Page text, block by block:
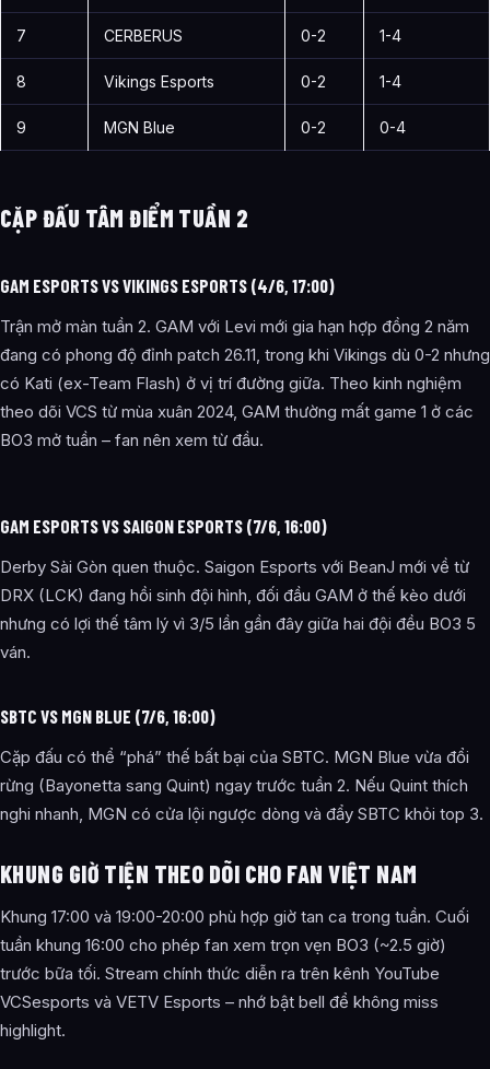
7 CERBERUS 0-2 1-4
8 Vikings Esports 0-2 1-4
9 MGN Blue 0-2 0-4
CẶP ĐẤU TÂM ĐIỂM TUẦN 2
GAM ESPORTS VS VIKINGS ESPORTS (4/6, 17:00)
Trận mở màn tuần 2. GAM với Levi mới gia hạn hợp đồng 2 năm
đang có phong độ đỉnh patch 26.11, trong khi Vikings dù 0-2 nhưng
có Kati (ex-Team Flash) ở vị trí đường giữa. Theo kinh nghiệm
theo dõi VCS từ mùa xuân 2024, GAM thường mất game 1 ở các
BO3 mở tuần – fan nên xem từ đầu.
GAM ESPORTS VS SAIGON ESPORTS (7/6, 16:00)
Derby Sài Gòn quen thuộc. Saigon Esports với BeanJ mới về từ
DRX (LCK) đang hồi sinh đội hình, đối đầu GAM ở thế kèo dưới
nhưng có lợi thế tâm lý vì 3/5 lần gần đây giữa hai đội đều BO3 5
ván.
SBTC VS MGN BLUE (7/6, 16:00)
Cặp đấu có thể “phá” thế bất bại của SBTC. MGN Blue vừa đổi
rừng (Bayonetta sang Quint) ngay trước tuần 2. Nếu Quint thích
nghi nhanh, MGN có cửa lội ngược dòng và đẩy SBTC khỏi top 3.
KHUNG GIỜ TIỆN THEO DÕI CHO FAN VIỆT NAM
Khung 17:00 và 19:00-20:00 phù hợp giờ tan ca trong tuần. Cuối
tuần khung 16:00 cho phép fan xem trọn vẹn BO3 (~2.5 giờ)
trước bữa tối. Stream chính thức diễn ra trên kênh YouTube
VCSesports và VETV Esports – nhớ bật bell để không miss
highlight.